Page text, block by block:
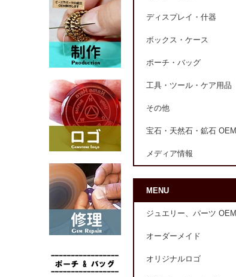
ディスプレイ・什器
ボックス・ケース
ポーチ・バッグ
工具・ツール・ケア用品
その他
宝石・天然石・鉱石 OEM
メディア情報
MENU
ジュエリー、パーツ OEM
オーダーメイド
オリジナルロゴ